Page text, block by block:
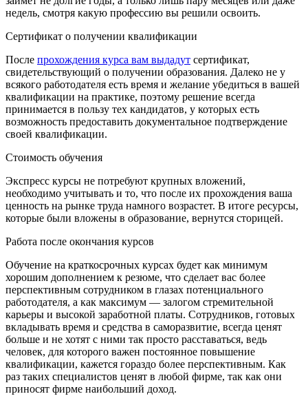
недель, смотря какую профессию вы решили освоить.
Сертификат о получении квалификации
После прохождения курса вам выдадут сертификат,
свидетельствующий о получении образования. Далеко не у
всякого работодателя есть время и желание убедиться в вашей
квалификации на практике, поэтому решение всегда
принимается в пользу тех кандидатов, у которых есть
возможность предоставить документальное подтверждение
своей квалификации.
Стоимость обучения
Экспресс курсы не потребуют крупных вложений,
необходимо учитывать и то, что после их прохождения ваша
ценность на рынке труда намного возрастет. В итоге ресурсы,
которые были вложены в образование, вернутся сторицей.
Работа после окончания курсов
Обучение на краткосрочных курсах будет как минимум
хорошим дополнением к резюме, что сделает вас более
перспективным сотрудником в глазах потенциального
работодателя, а как максимум — залогом стремительной
карьеры и высокой заработной платы. Сотрудников, готовых
вкладывать время и средства в саморазвитие, всегда ценят
больше и не хотят с ними так просто расставаться, ведь
человек, для которого важен постоянное повышение
квалификации, кажется гораздо более перспективным. Как
раз таких специалистов ценят в любой фирме, так как они
приносят фирме наибольший доход.